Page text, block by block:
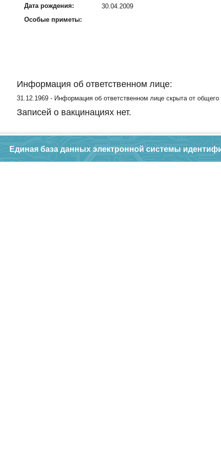
Дата рождения:
30.04.2009
Особые приметы:
Информация об ответственном лице:
31.12.1969 - Информация об ответственном лице скрыта от общего
Записей о вакцинациях нет.
Единая база данных электронной системы